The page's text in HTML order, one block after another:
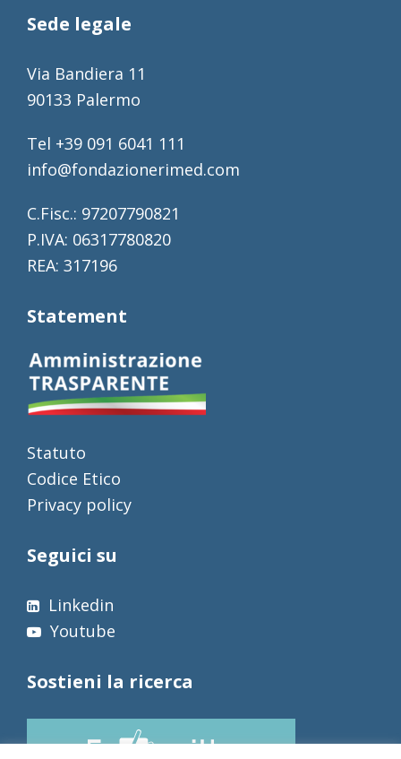
Sede legale
Via Bandiera 11
90133 Palermo
Tel +39 091 6041 111
info@fondazionerimed.com
C.Fisc.: 97207790821
P.IVA: 06317780820
REA: 317196
Statement
Statuto
Codice Etico
Privacy policy
Seguici su
Linkedin
Youtube
Sostieni la ricerca